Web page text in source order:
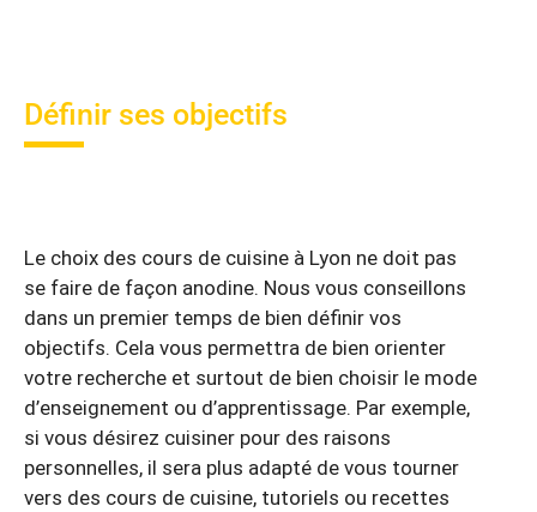
Définir ses objectifs
Le choix des cours de cuisine à Lyon ne doit pas
se faire de façon anodine. Nous vous conseillons
dans un premier temps de bien définir vos
objectifs. Cela vous permettra de bien orienter
votre recherche et surtout de bien choisir le mode
d’enseignement ou d’apprentissage. Par exemple,
si vous désirez cuisiner pour des raisons
personnelles, il sera plus adapté de vous tourner
vers des cours de cuisine, tutoriels ou recettes